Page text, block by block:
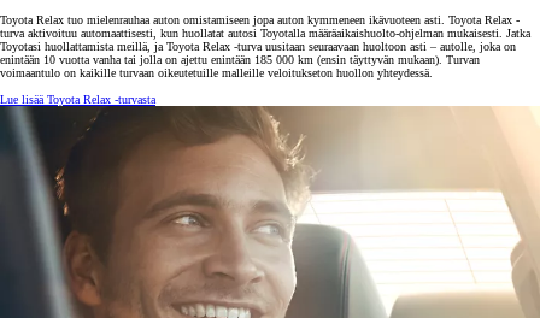
Toyota Relax tuo mielenrauhaa auton omistamiseen jopa auton kymmeneen ikävuoteen asti. Toyota Relax -
turva aktivoituu automaattisesti, kun huollatat autosi Toyotalla määräaikaishuolto-ohjelman mukaisesti. Jatka
Toyotasi huollattamista meillä, ja Toyota Relax -turva uusitaan seuraavaan huoltoon asti – autolle, joka on
enintään 10 vuotta vanha tai jolla on ajettu enintään 185 000 km (ensin täyttyvän mukaan). Turvan
voimaantulo on kaikille turvaan oikeutetuille malleille veloitukseton huollon yhteydessä.
Lue lisää Toyota Relax -turvasta